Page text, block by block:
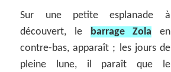
Sur une petite esplanade à
découvert, le barrage Zola en
contre-bas, apparaît ; les jours de
pleine lune, il paraît que le